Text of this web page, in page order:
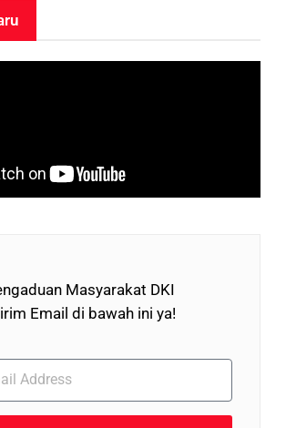
Masyarakat DKI
Email di bawah ini ya!